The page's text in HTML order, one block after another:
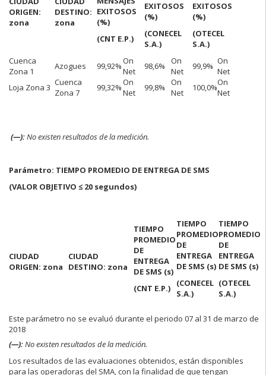
ORIGEN:
zona
DESTINO:
zona
EXITOSOS
(%)
(CNT E.P.)
EXITOSOS
(%)
(CONECEL
S.A.)
EXITOSOS
(%)
(OTECEL
S.A.)
Cuenca
Zona 1
Azogues 99,92%On
Net
98,6%
On
Net
99,9% On
Net
Loja Zona 3 Cuenca
Zona 7
99,32%On
Net
99,8%
On
Net
100,0%On
Net
(—):No existen resultados de la medición.
Parámetro: TIEMPO PROMEDIO DE ENTREGA DE SMS
(VALOR OBJETIVO ≤ 20 segundos)
CIUDAD
ORIGEN: zona
CIUDAD
DESTINO: zona
TIEMPO
PROMEDIO
DE
ENTREGA
DE SMS (s)
(CNT E.P.)
TIEMPO
PROMEDIO
DE
ENTREGA
DE SMS (s)
(CONECEL
S.A.)
TIEMPO
PROMEDIO
DE
ENTREGA
DE SMS (s)
(OTECEL
S.A.)
Este parámetro no se evaluó durante el periodo 07 al 31 de marzo de
2018
(—):No existen resultados de la medición.
Los resultados de las evaluaciones obtenidos, están disponibles
para las operadoras del SMA, con la finalidad de que tengan